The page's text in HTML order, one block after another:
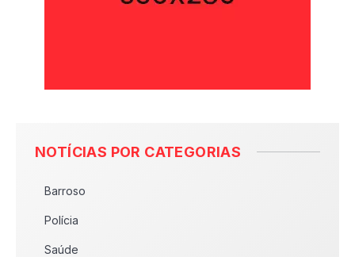
NOTÍCIAS POR CATEGORIAS
Barroso
Polícia
Saúde